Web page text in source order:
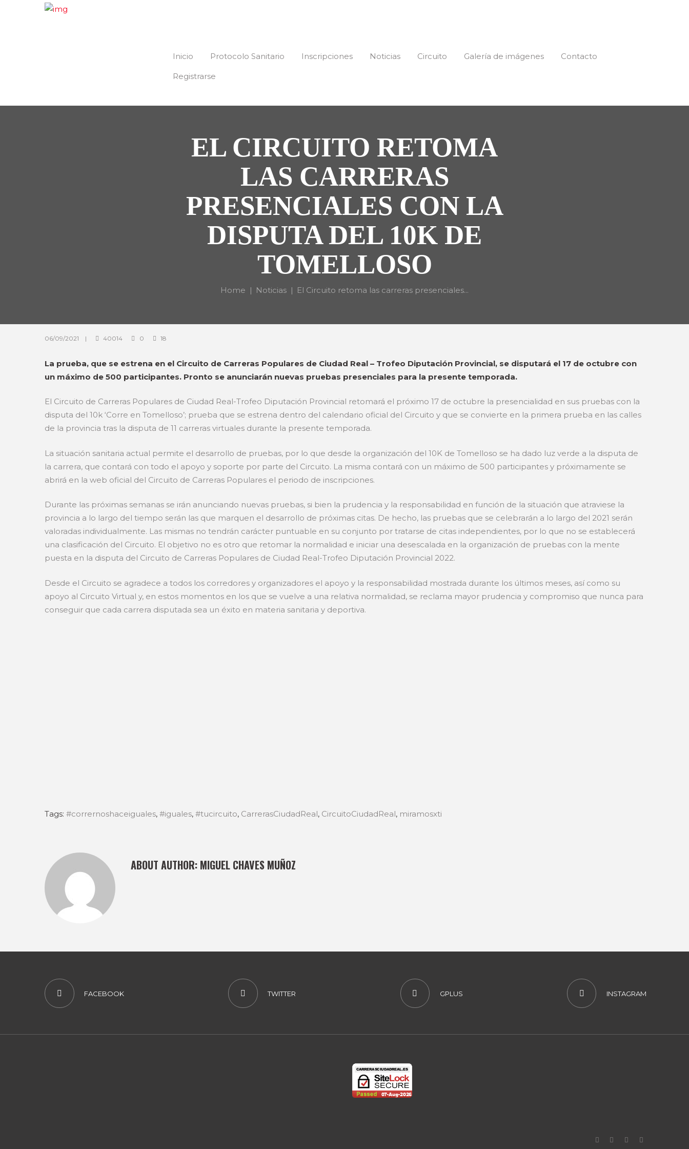
Inicio Protocolo Sanitario Inscripciones Noticias Circuito Galería de imágenes Contacto
Registrarse
EL CIRCUITO RETOMA
LAS CARRERAS
PRESENCIALES CON LA
DISPUTA DEL 10K DE
TOMELLOSO
Home Noticias El Circuito retoma las carreras presenciales...
06/09/2021 40014 0 18
La prueba, que se estrena en el Circuito de Carreras Populares de Ciudad Real – Trofeo Diputación Provincial, se disputará el 17 de octubre con
un máximo de 500 participantes. Pronto se anunciarán nuevas pruebas presenciales para la presente temporada.
El Circuito de Carreras Populares de Ciudad Real-Trofeo Diputación Provincial retomará el próximo 17 de octubre la presencialidad en sus pruebas con la
disputa del 10k ‘Corre en Tomelloso’; prueba que se estrena dentro del calendario oficial del Circuito y que se convierte en la primera prueba en las calles
de la provincia tras la disputa de 11 carreras virtuales durante la presente temporada.
La situación sanitaria actual permite el desarrollo de pruebas, por lo que desde la organización del 10K de Tomelloso se ha dado luz verde a la disputa de
la carrera, que contará con todo el apoyo y soporte por parte del Circuito. La misma contará con un máximo de 500 participantes y próximamente se
abrirá en la web oficial del Circuito de Carreras Populares el periodo de inscripciones.
Durante las próximas semanas se irán anunciando nuevas pruebas, si bien la prudencia y la responsabilidad en función de la situación que atraviese la
provincia a lo largo del tiempo serán las que marquen el desarrollo de próximas citas. De hecho, las pruebas que se celebrarán a lo largo del 2021 serán
valoradas individualmente. Las mismas no tendrán carácter puntuable en su conjunto por tratarse de citas independientes, por lo que no se establecerá
una clasificación del Circuito. El objetivo no es otro que retomar la normalidad e iniciar una desescalada en la organización de pruebas con la mente
puesta en la disputa del Circuito de Carreras Populares de Ciudad Real-Trofeo Diputación Provincial 2022.
Desde el Circuito se agradece a todos los corredores y organizadores el apoyo y la responsabilidad mostrada durante los últimos meses, así como su
apoyo al Circuito Virtual y, en estos momentos en los que se vuelve a una relativa normalidad, se reclama mayor prudencia y compromiso que nunca para
conseguir que cada carrera disputada sea un éxito en materia sanitaria y deportiva.
Tags: #corrernoshaceiguales, #iguales, #tucircuito, CarrerasCiudadReal, CircuitoCiudadReal, miramosxti
ABOUT AUTHOR: MIGUEL CHAVES MUÑOZ
FACEBOOK TWITTER GPLUS INSTAGRAM